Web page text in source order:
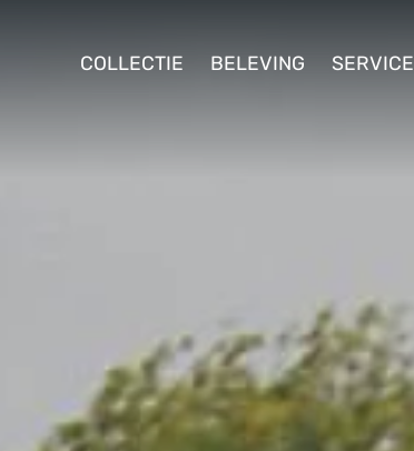
COLLECTIE BELEVING SERVICE